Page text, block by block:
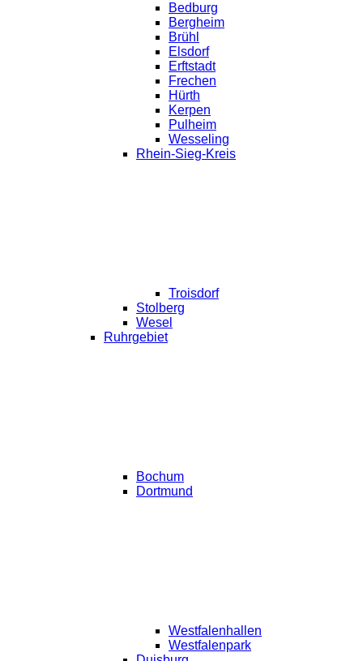
Bedburg
Bergheim
Brühl
Elsdorf
Erftstadt
Frechen
Hürth
Kerpen
Pulheim
Wesseling
Rhein-Sieg-Kreis
Troisdorf
Stolberg
Wesel
Ruhrgebiet
Bochum
Dortmund
Westfalenhallen
Westfalenpark